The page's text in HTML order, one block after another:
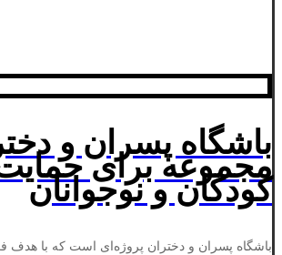
باشگاه پسران و
مجموعه برای
کودکان و نوجوانان
باشگاه پسران و دختران پروژه‌ای است که با هدف